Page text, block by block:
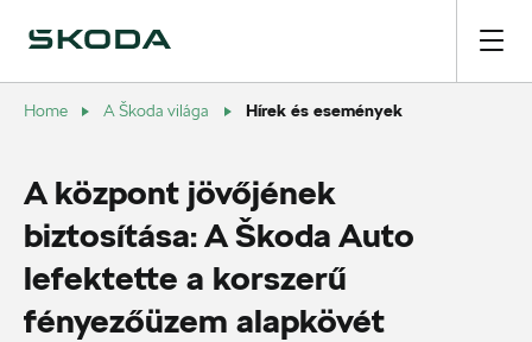
Home A Škoda világa Hírek és események
A központ jövőjének
biztosítása: A Škoda Auto
lefektette a korszerű
fényezőüzem alapkövét